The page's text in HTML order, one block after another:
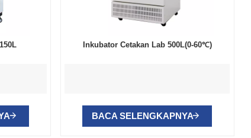
Inkubator Cetakan Lab 500L(0-60℃)
BACA SELENGKAPNYA